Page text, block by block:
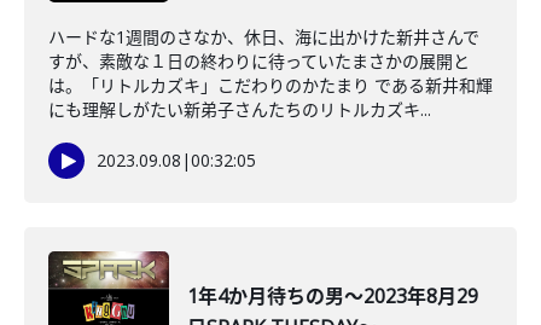
ハードな1週間のさなか、休日、海に出かけた新井さんで
すが、素敵な１日の終わりに待っていたまさかの展開と
は。「リトルカズキ」こだわりのかたまり である新井和輝
にも理解しがたい新弟子さんたちのリトルカズキ...
2023.09.08 |00:32:05
1年4か月待ちの男～2023年8月29